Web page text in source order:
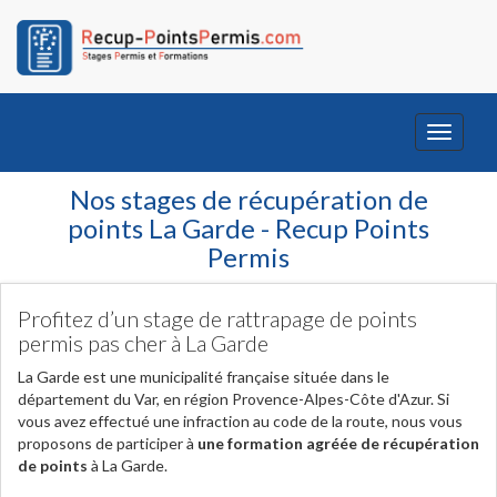
Toggle
Nos stages de récupération de
points La Garde - Recup Points
Permis
Profitez d’un stage de rattrapage de points
permis pas cher à La Garde
La Garde est une municipalité française située dans le
département du Var, en région Provence-Alpes-Côte d'Azur. Si
vous avez effectué une infraction au code de la route, nous vous
proposons de participer à une formation agréée de récupération
de points à La Garde.